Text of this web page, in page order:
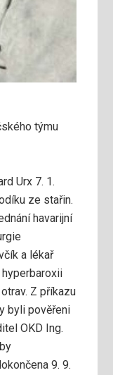
týmu
Urx 7. 1.
ze stařin.
havarijní
a lékař
hyperbaroxii
Z příkazu
byli pověřeni
OKD Ing.
9. 9.